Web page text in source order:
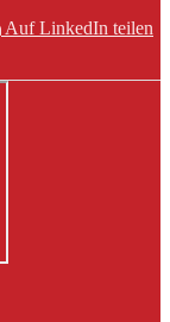
Auf LinkedIn teilen